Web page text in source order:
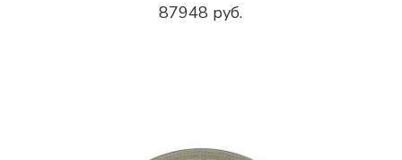
87948 руб.